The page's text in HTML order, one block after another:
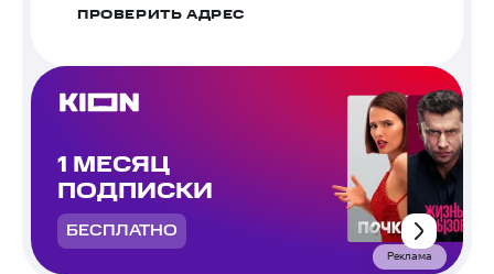
ПРОВЕРИТЬ АДРЕС
1 МЕСЯЦ
ПОДПИСКИ
БЕСПЛАТНО
Реклама